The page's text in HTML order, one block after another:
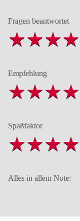
Fragen beantwortet
Empfehlung
Spaßfaktor
Alles in allem Note: